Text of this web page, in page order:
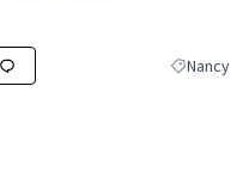
Filtrer les
Nancy